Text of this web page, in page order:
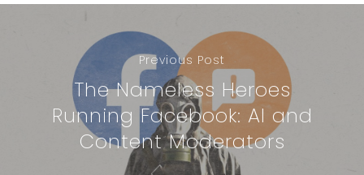
Previous Post
The Nameless Heroes
Running Facebook: AI and
Content Moderators